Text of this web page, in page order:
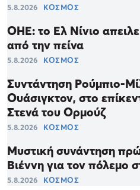
5.8.2026 ΚΟΣΜΟΣ
ΟΗΕ: το Ελ Νίνιο
από την πείνα
5.8.2026 ΚΟΣΜΟΣ
Συντάντηση Ρούμπιο-
Ουάσιγκτον, στο
Στενά του Ορμούζ
5.8.2026 ΚΟΣΜΟΣ
Μυστική συνάντηση
Βιέννη για τον πόλεμο
5.8.2026 ΚΟΣΜΟΣ